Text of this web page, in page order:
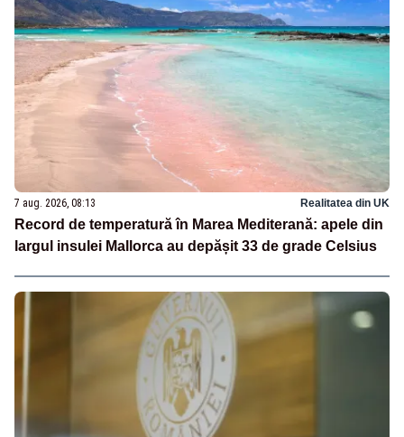
7 aug. 2026, 08:13 Realitatea din UK
Record de temperatură în Marea Mediterană: apele din
largul insulei Mallorca au depășit 33 de grade Celsius